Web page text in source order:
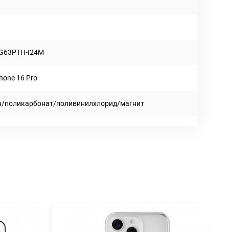
I24M
16 Pro
поликарбонат/поливинилхлорид/магнит